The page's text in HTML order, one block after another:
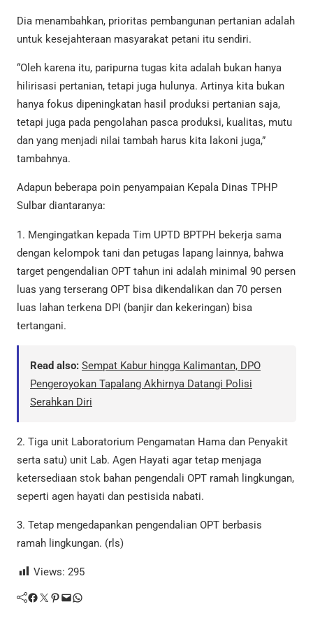
Dia menambahkan, prioritas pembangunan pertanian adalah
untuk kesejahteraan masyarakat petani itu sendiri.
“Oleh karena itu, paripurna tugas kita adalah bukan hanya
hilirisasi pertanian, tetapi juga hulunya. Artinya kita bukan
hanya fokus dipeningkatan hasil produksi pertanian saja,
tetapi juga pada pengolahan pasca produksi, kualitas, mutu
dan yang menjadi nilai tambah harus kita lakoni juga,”
tambahnya.
Adapun beberapa poin penyampaian Kepala Dinas TPHP
Sulbar diantaranya:
1. Mengingatkan kepada Tim UPTD BPTPH bekerja sama
dengan kelompok tani dan petugas lapang lainnya, bahwa
target pengendalian OPT tahun ini adalah minimal 90 persen
luas yang terserang OPT bisa dikendalikan dan 70 persen
luas lahan terkena DPI (banjir dan kekeringan) bisa
tertangani.
Read also: Sempat Kabur hingga Kalimantan, DPO
Pengeroyokan Tapalang Akhirnya Datangi Polisi
Serahkan Diri
2. Tiga unit Laboratorium Pengamatan Hama dan Penyakit
serta satu) unit Lab. Agen Hayati agar tetap menjaga
ketersediaan stok bahan pengendali OPT ramah lingkungan,
seperti agen hayati dan pestisida nabati.
3. Tetap mengedapankan pengendalian OPT berbasis
ramah lingkungan. (rls)
Views: 295
Facebook Twitter Pinterest Mail WhatsApp